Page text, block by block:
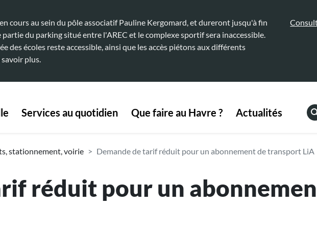
cours au sein du pôle associatif Pauline Kergomard, et dureront jusqu'à fin
du parking situé entre l'AREC et le complexe sportif sera inaccessible.
des écoles reste accessible, ainsi que les accès piétons aux différents
plus.
navigation
Services au quotidien Que faire au Havre ? Actualités
stationnement, voirie Demande de tarif réduit pour un abonnement de transport LiA
réduit pour un